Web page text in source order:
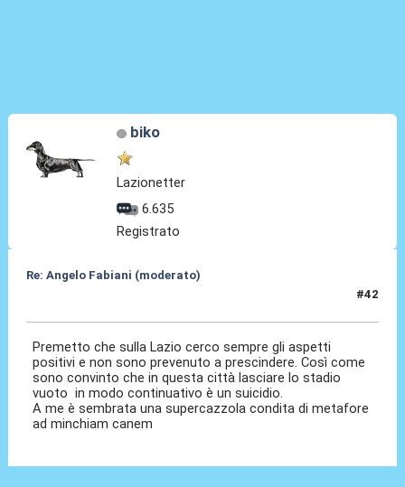
biko
Lazionetter
6.635
Registrato
Re: Angelo Fabiani (moderato)
#42
Premetto che sulla Lazio cerco sempre gli aspetti
positivi e non sono prevenuto a prescindere. Così come
sono convinto che in questa città lasciare lo stadio
vuoto in modo continuativo è un suicidio.
A me è sembrata una supercazzola condita di metafore
ad minchiam canem